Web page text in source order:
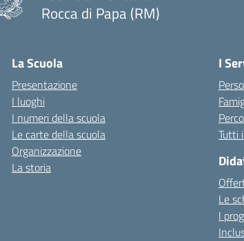
Rocca di Papa (RM)
La Scuola
Presentazione
I luoghi
I numeri della scuola
Le carte della scuola
Organizzazione
La storia
I
Tutti
Le
I